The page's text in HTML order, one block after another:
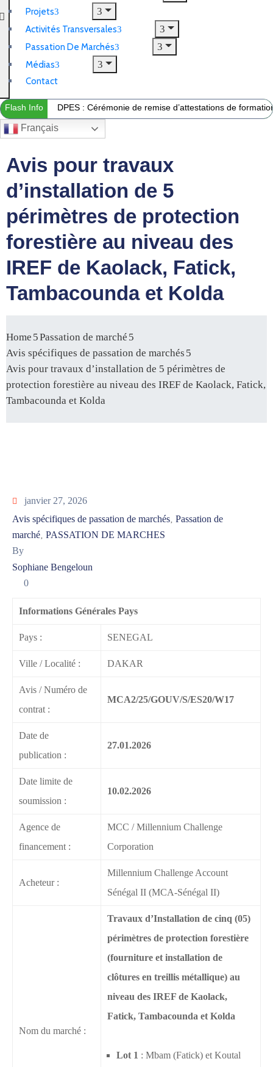
Projets
Activités Transversales
Passation De Marchés
Médias
Contact
Flash Info DPES : Cérémonie de remise d’attestations de
Français
Avis pour travaux
d’installation de 5
périmètres de protection
forestière au niveau des
IREF de Kaolack, Fatick,
Tambacounda et Kolda
Home
Passation de marché
Avis spécifiques de passation de marchés
Avis pour travaux d’installation de 5 périmètres de
protection forestière au niveau des IREF de Kaolack, Fatick,
Tambacounda et Kolda
janvier 27, 2026
Avis spécifiques de passation de marchés Passation de
marché PASSATION DE MARCHES
By
Sophiane Bengeloun
0
Informations Générales Pays
Pays : SENEGAL
Ville / Localité : DAKAR
Avis / Numéro de
contrat :
MCA2/25/GOUV/S/ES20/W17
Date de
publication :
27.01.2026
Date limite de
soumission :
10.02.2026
Agence de
financement :
MCC / Millennium Challenge
Corporation
Acheteur :
Millennium Challenge Account
Sénégal II (MCA-Sénégal II)
Nom du marché :
Travaux d’Installation de cinq (05)
périmètres de protection forestière
(fourniture et installation de
clôtures en treillis métallique) au
niveau des IREF de Kaolack,
Fatick, Tambacounda et Kolda
Lot 1 : Mbam (Fatick) et Koutal